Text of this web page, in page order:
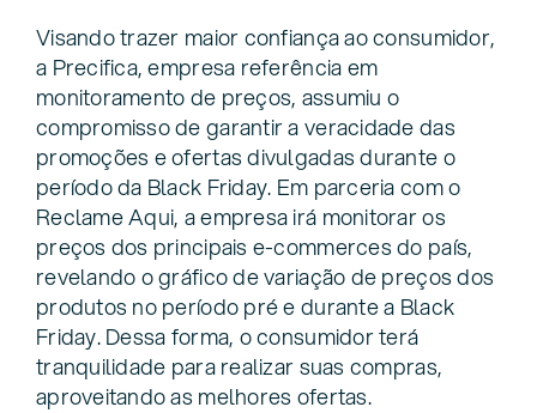
Visando trazer maior confiança ao consumidor,
a Precifica, empresa referência em
monitoramento de preços, assumiu o
compromisso de garantir a veracidade das
promoções e ofertas divulgadas durante o
período da Black Friday. Em parceria com o
Reclame Aqui, a empresa irá monitorar os
preços dos principais e-commerces do país,
revelando o gráfico de variação de preços dos
produtos no período pré e durante a Black
Friday. Dessa forma, o consumidor terá
tranquilidade para realizar suas compras,
aproveitando as melhores ofertas.